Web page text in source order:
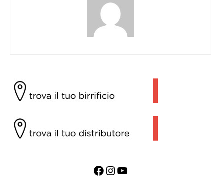
Facebook InstagramYouTube